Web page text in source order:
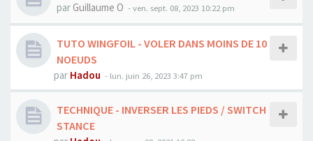
par Guillaume O -ven. sept. 08, 2023 10:22 pm
TUTO WINGFOIL - VOLER DANS MOINS DE 10
NOEUDS
par Hadou - lun. juin 26, 2023 3:47 pm
TECHNIQUE - INVERSER LES PIEDS / SWITCH
STANCE